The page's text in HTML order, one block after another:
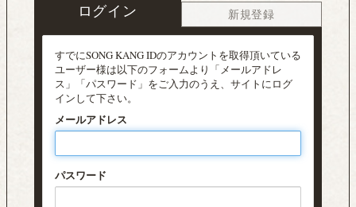
ログイン 新規登録
すでにSONG KANG IDのアカウントを取得頂いている
ユーザー様は以下のフォームより「メールアドレ
ス」「パスワード」をご入力のうえ、サイトにログ
インして下さい。
メールアドレス
パスワード